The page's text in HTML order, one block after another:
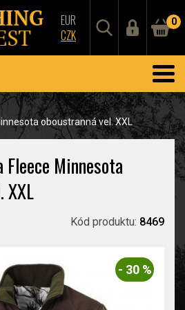
EUR
CZK
0
oboustranná vel. XXL
Fleece Minnesota
XXL
Kód produktu: 8469
- 30 %